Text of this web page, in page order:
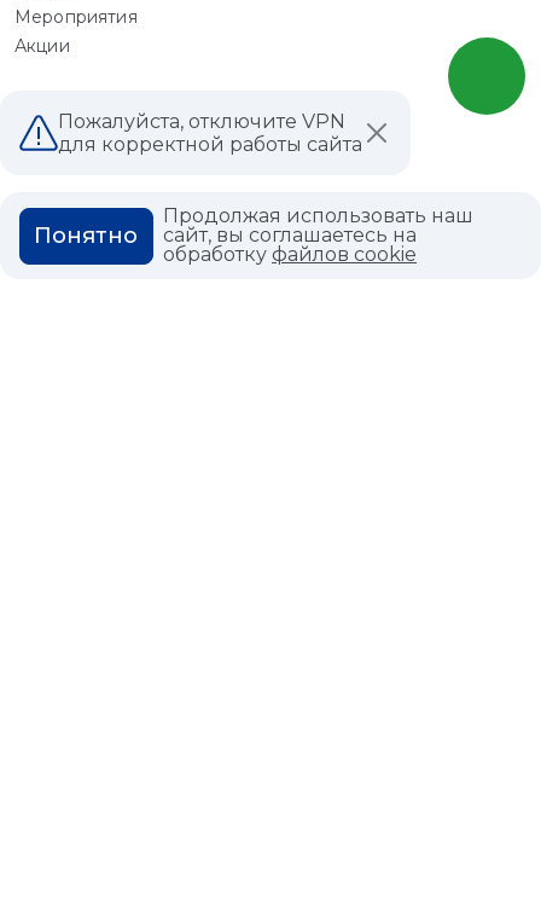
Мероприятия
Акции
КОНТАКТЫ
МАГАЗИНЫ
ДИЛЕРАМ
Пожалуйста, отключите VPN
для корректной работы сайта
Продолжая использовать наш
сайт, вы соглашаетесь на
обработкуфайлов cookie
Понятно